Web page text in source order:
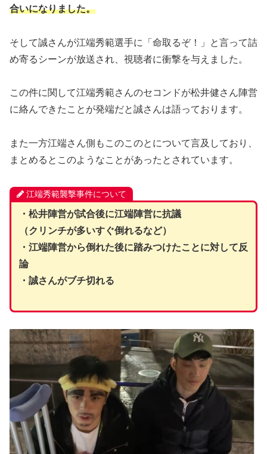
合いになりました。
そして誠さんが江端秀範選手に「命取るぞ！」と言って詰
め寄るシーンが放送され、視聴者に衝撃を与えました。
この件に関して江端秀範さんのセコンドが松井健さん陣営
に絡んできたことが発端だと誠さんは語っております。
また一方江端さん側もこのこのとについて言及しており、
まとめるとこのようなことがあったとされています。
江端秀範襲撃事件について
・松井陣営が試合後に江端陣営に抗議
（クリンチが多いすぐ倒れるなど）
・江端陣営から倒れた後に踏みつけたことに対して反
論
・誠さんがブチ切れる